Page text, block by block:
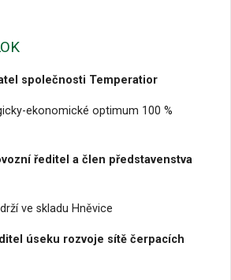
společnosti Temperatior
ekonomické optimum 100 %
ředitel a člen představenstva
ve skladu Hněvice
úseku rozvoje sítě čerpacích